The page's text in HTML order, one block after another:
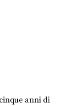
anni di